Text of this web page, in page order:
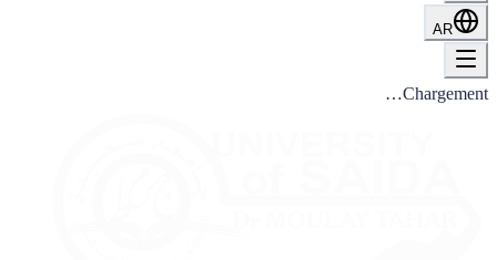
AR
Chargement…